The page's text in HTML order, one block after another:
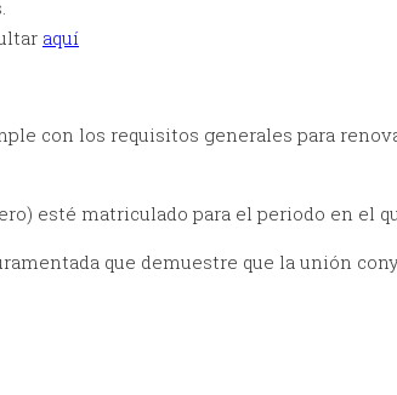
aquí
con los requisitos generales para
esté matriculado para el periodo en el
que demuestre que la unión